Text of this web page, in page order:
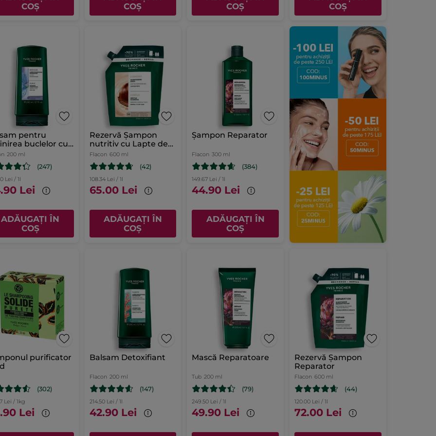
COȘ
COȘ
COȘ
COȘ
pentru
buclelor cu
200 ml
(247)
Lei / 1l
Lei
ADĂUGAȚI ÎN
COȘ
Rezervă Șampon
nutritiv cu Lapte de
Castane Bio
Flacon 600 ml
(42)
108.34 Lei / 1l
65.00 Lei
ADĂUGAȚI ÎN
COȘ
Șampon Reparator
Flacon 300 ml
(384)
149.67 Lei / 1l
44.90 Lei
ADĂUGAȚI ÎN
COȘ
purificator
(302)
Lei / 1kg
Lei
Balsam Detoxifiant
Flacon 200 ml
(147)
214.50 Lei / 1l
42.90 Lei
Mască Reparatoare
Tub 200 ml
(79)
249.50 Lei / 1l
49.90 Lei
Rezervă Șampon
Reparator
Flacon 600 ml
(44)
120.00 Lei / 1l
72.00 Lei